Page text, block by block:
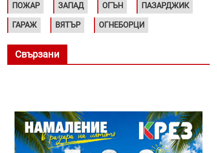
ПОЖАР ЗАПАД ОГЪН ПАЗАРДЖИК
ГАРАЖ ВЯТЪР ОГНЕБОРЦИ
Свързани